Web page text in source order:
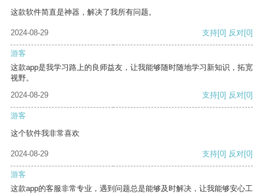
这款软件简直是神器，解决了我所有问题。
2024-08-29 支持[0] 反对[0]
游客
这款app是我学习路上的良师益友，让我能够随时随地学习新知识，拓宽
视野。
2024-08-29
支持[0] 反对[0]
游客
这个软件我非常喜欢
2024-08-29 支持[0] 反对[0]
游客
这款app的客服非常专业，遇到问题总是能够及时解决，让我能够安心工